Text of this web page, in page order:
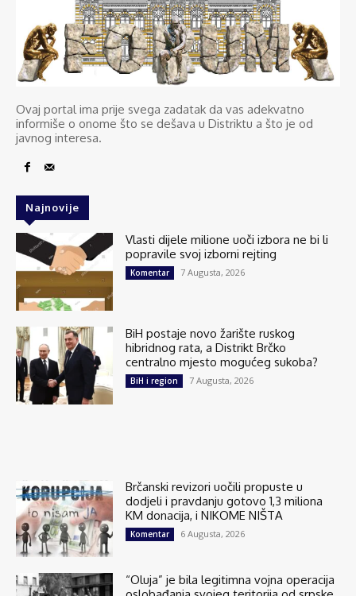
Ovaj portal ima prije svega zadatak da vas adekvatno
informiše o onome što se dešava u Distriktu a što je od
javnog interesa.
Najnovije
Vlasti dijele milione uoči izbora ne bi li
popravile svoj izborni rejting
Komentar 7 Augusta, 2026
BiH postaje novo žarište ruskog
hibridnog rata, a Distrikt Brčko
centralno mjesto mogućeg sukoba?
BiH i region 7 Augusta, 2026
Brčanski revizori uočili propuste u
dodjeli i pravdanju gotovo 1,3 miliona
KM donacija, i NIKOME NIŠTA
Komentar 6 Augusta, 2026
“Oluja” je bila legitimna vojna operacija